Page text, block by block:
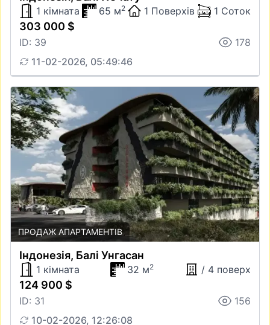
1 кімната 65 м2 1 Поверхів 1 Соток
303 000 $
ID: 39
178
11-02-2026, 05:49:46
ПРОДАЖ АПАРТАМЕНТІВ
Iндонезiя, Балі Унгасан
1 кімната 32 м2 / 4 поверх
124 900 $
ID: 31
156
10-02-2026, 12:26:08